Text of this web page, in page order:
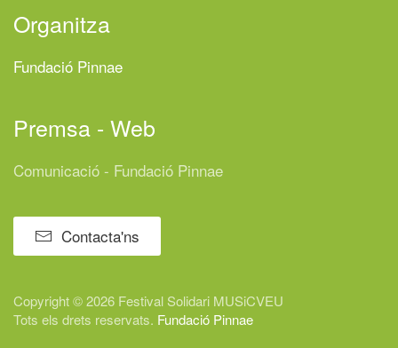
Organitza
Fundació Pinnae
Premsa - Web
Comunicació - Fundació Pinnae
Contacta'ns
Copyright © 2026 Festival Solidari MUSiCVEU
Tots els drets reservats. Fundació Pinnae